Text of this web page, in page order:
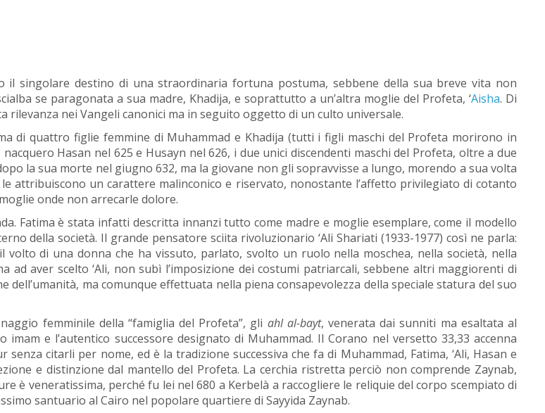
il singolare destino di una straordinaria fortuna postuma, sebbene della sua breve vita non
se paragonata a sua madre, Khadija, e soprattutto a un’altra moglie del Profeta, ‘Aisha. Di
rilevanza nei Vangeli canonici ma in seguito oggetto di un culto universale.
di quattro figlie femmine di Muhammad e Khadija (tutti i figli maschi del Profeta morirono in
Hasan nel 625 e Husayn nel 626, i due unici discendenti maschi del Profeta, oltre a due
la sua morte nel giugno 632, ma la giovane non gli sopravvisse a lungo, morendo a sua volta
attribuiscono un carattere malinconico e riservato, nonostante l’affetto privilegiato di cotanto
onde non arrecarle dolore.
Fatima è stata infatti descritta innanzi tutto come madre e moglie esemplare, come il modello
della società. Il grande pensatore sciita rivoluzionario ‘Ali Shariati (1933-1977) così ne parla:
volto di una donna che ha vissuto, parlato, svolto un ruolo nella moschea, nella società, nella
ad aver scelto ‘Ali, non subì l’imposizione dei costumi patriarcali, sebbene altri maggiorenti di
ma comunque effettuata nella piena consapevolezza della speciale statura del suo
femminile della “famiglia del Profeta”, gli ahl al-bayt, venerata dai sunniti ma esaltata al
e l’autentico successore designato di Muhammad. Il Corano nel versetto 33,33 accenna
senza citarli per nome, ed è la tradizione successiva che fa di Muhammad, Fatima, ‘Ali, Hasan e
e distinzione dal mantello del Profeta. La cerchia ristretta perciò non comprende Zaynab,
è veneratissima, perché fu lei nel 680 a Kerbelà a raccogliere le reliquie del corpo scempiato di
santuario al Cairo nel popolare quartiere di Sayyida Zaynab.